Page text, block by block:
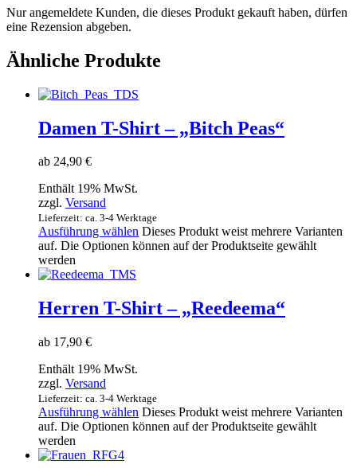
Nur angemeldete Kunden, die dieses Produkt gekauft haben, dürfen
eine Rezension abgeben.
Ähnliche Produkte
Damen T-Shirt – „Bitch Peas“
ab 24,90 €
Enthält 19% MwSt.
zzgl. Versand
Lieferzeit: ca. 3-4 Werktage
Ausführung wählen Dieses Produkt weist mehrere Varianten
auf. Die Optionen können auf der Produktseite gewählt
werden
Herren T-Shirt – „Reedeema“
ab 17,90 €
Enthält 19% MwSt.
zzgl. Versand
Lieferzeit: ca. 3-4 Werktage
Ausführung wählen Dieses Produkt weist mehrere Varianten
auf. Die Optionen können auf der Produktseite gewählt
werden